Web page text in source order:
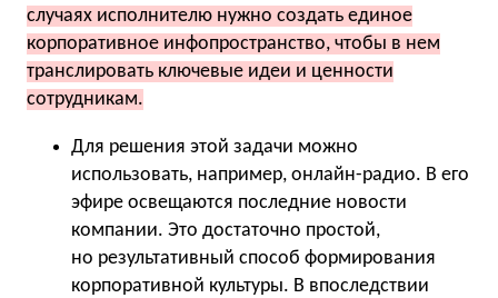
случаях исполнителю нужно создать единое
корпоративное инфопространство, чтобы в нем
транслировать ключевые идеи и ценности
сотрудникам.
Для решения этой задачи можно
использовать, например, онлайн-радио. В его
эфире освещаются последние новости
компании. Это достаточно простой,
но результативный способ формирования
корпоративной культуры. В впоследствии